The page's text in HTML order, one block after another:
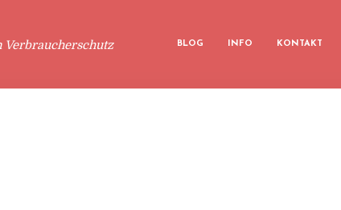
BLOG INFO KONTAKT